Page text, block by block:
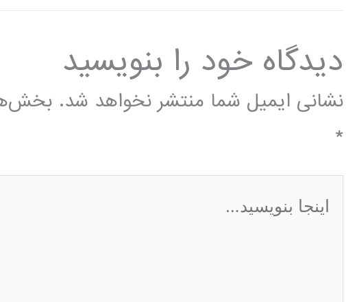
دیدگاه‌ خود را بنویسید
نشانی ایمیل شما منتشر نخواهد شد.
*
اینجا
بنویسید…